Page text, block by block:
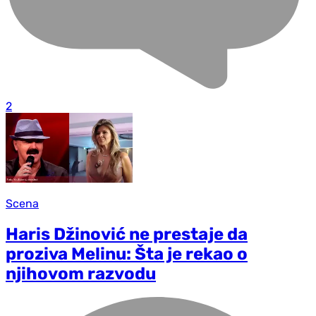
2
Scena
Haris Džinović ne prestaje da
proziva Melinu: Šta je rekao o
njihovom razvodu